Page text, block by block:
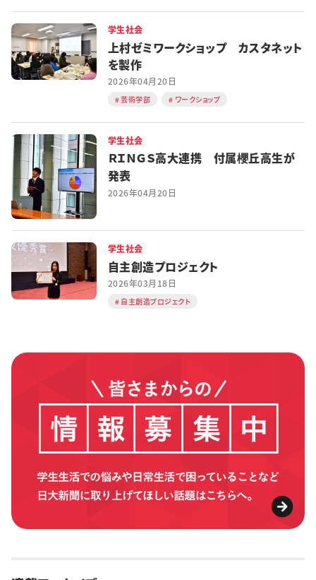
学生社会
上村ゼミワークショップ カスタネット
を製作
2026年04月20日
芸術学部 ワークショップ
学生社会
ＲＩＮＧＳ高大連携 付属櫻丘高生が
発表
2026年04月20日
学生社会
自主創造プロジェクト
2026年03月18日
自主創造プロジェクト